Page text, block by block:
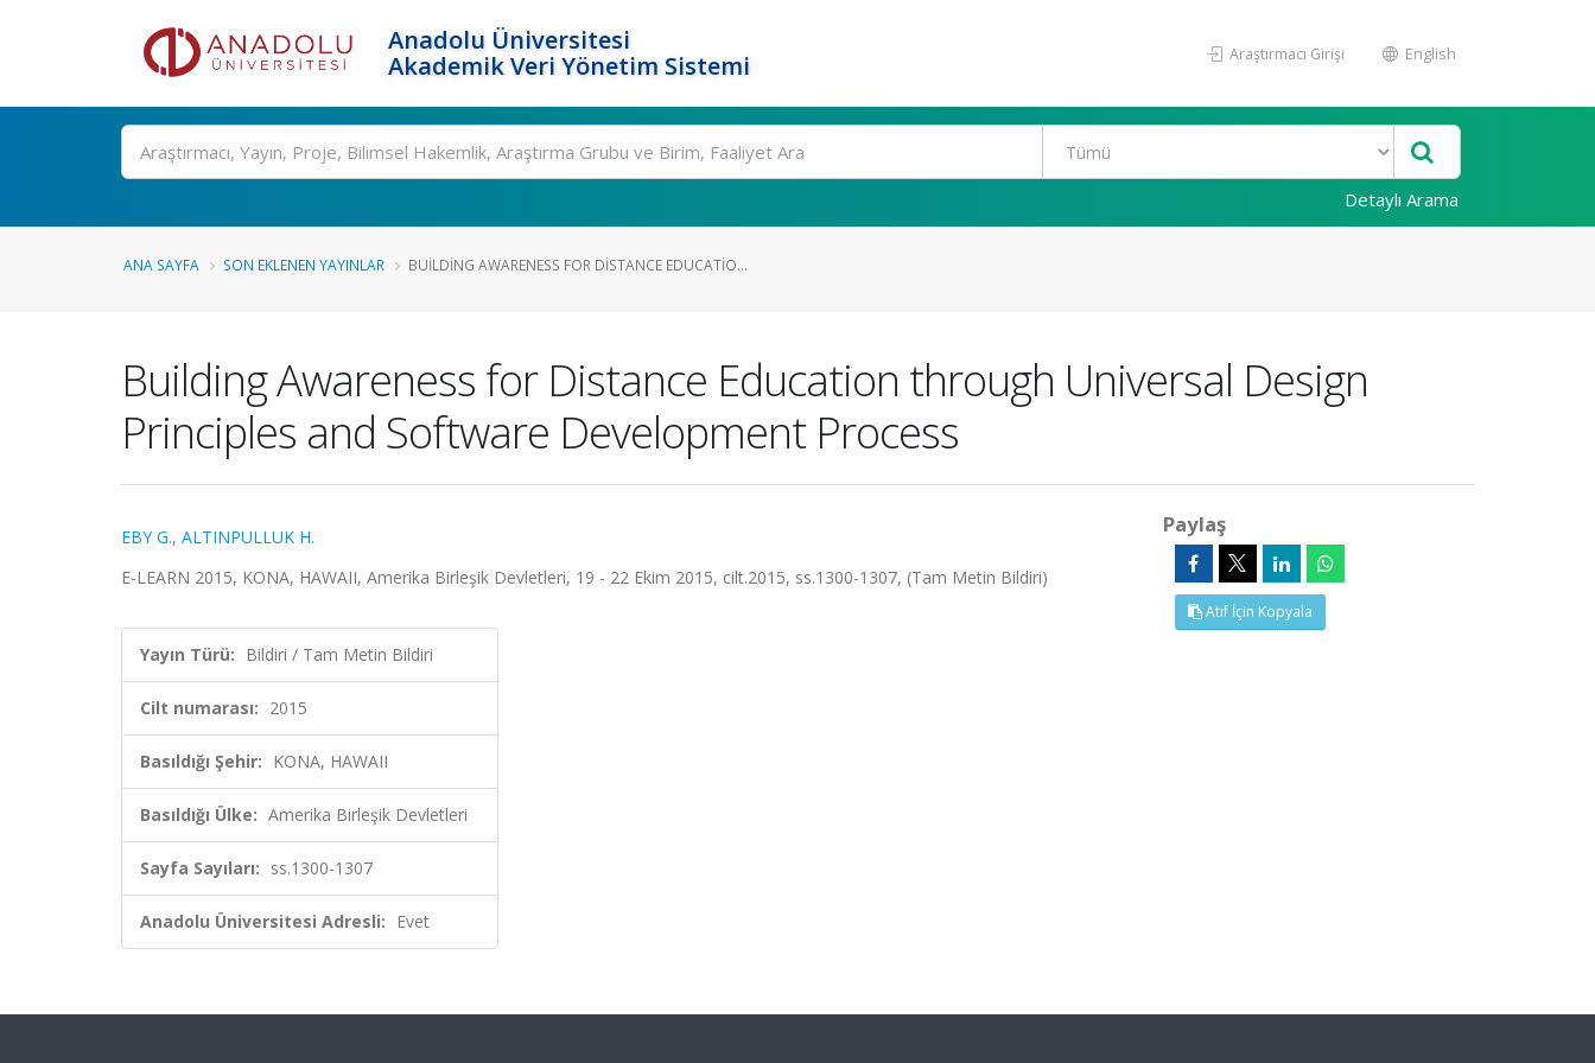
Anadolu Üniversitesi
Akademik Veri Yönetim Sistemi
Araştırmacı Girişi English
Ara
Detaylı Arama
ANA SAYFA SON EKLENEN YAYINLAR BUILDING AWARENESS FOR DISTANCE EDUCATIO...
Building Awareness for Distance Education through Universal Design
Principles and Software Development Process
EBY G., ALTINPULLUK H.
E-LEARN 2015, KONA, HAWAII, Amerika Birleşik Devletleri, 19 - 22 Ekim 2015, cilt.2015, ss.1300-1307, (Tam Metin Bildiri)
Yayın Türü: Bildiri / Tam Metin Bildiri
Cilt numarası: 2015
Basıldığı Şehir: KONA, HAWAII
Basıldığı Ülke: Amerika Birleşik Devletleri
Sayfa Sayıları: ss.1300-1307
Anadolu Üniversitesi Adresli: Evet
Paylaş
Atıf İçin Kopyala